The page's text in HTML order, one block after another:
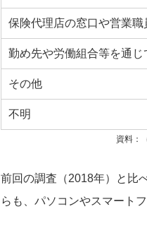
保険代理店の窓口や営業職
勤め先や労働組合等を通じ
その他
不明
資料：
前回の調査（2018年）と比
らも、パソコンやスマート